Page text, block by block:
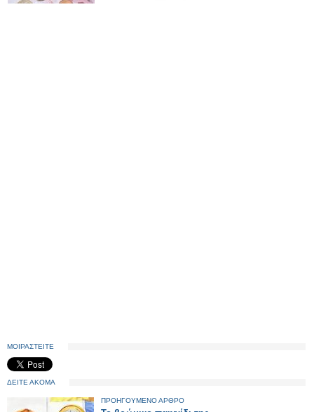
ΜΟΙΡΑΣΤΕΙΤΕ
ΔΕΙΤΕ ΑΚΟΜΑ
ΠΡΟΗΓΟΥΜΕΝΟ ΑΡΘΡΟ